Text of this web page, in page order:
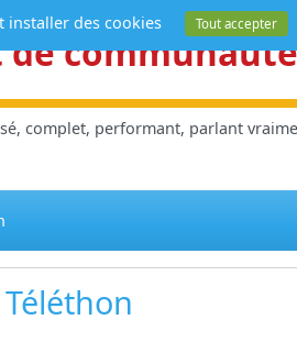
de communauté
complet, performant, parlant
installer des cookies Tout accepter